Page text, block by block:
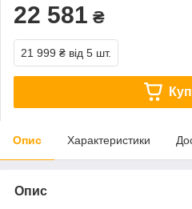
22 581 ₴
21 999 ₴ від 5 шт.
Опис Характеристики
Опис